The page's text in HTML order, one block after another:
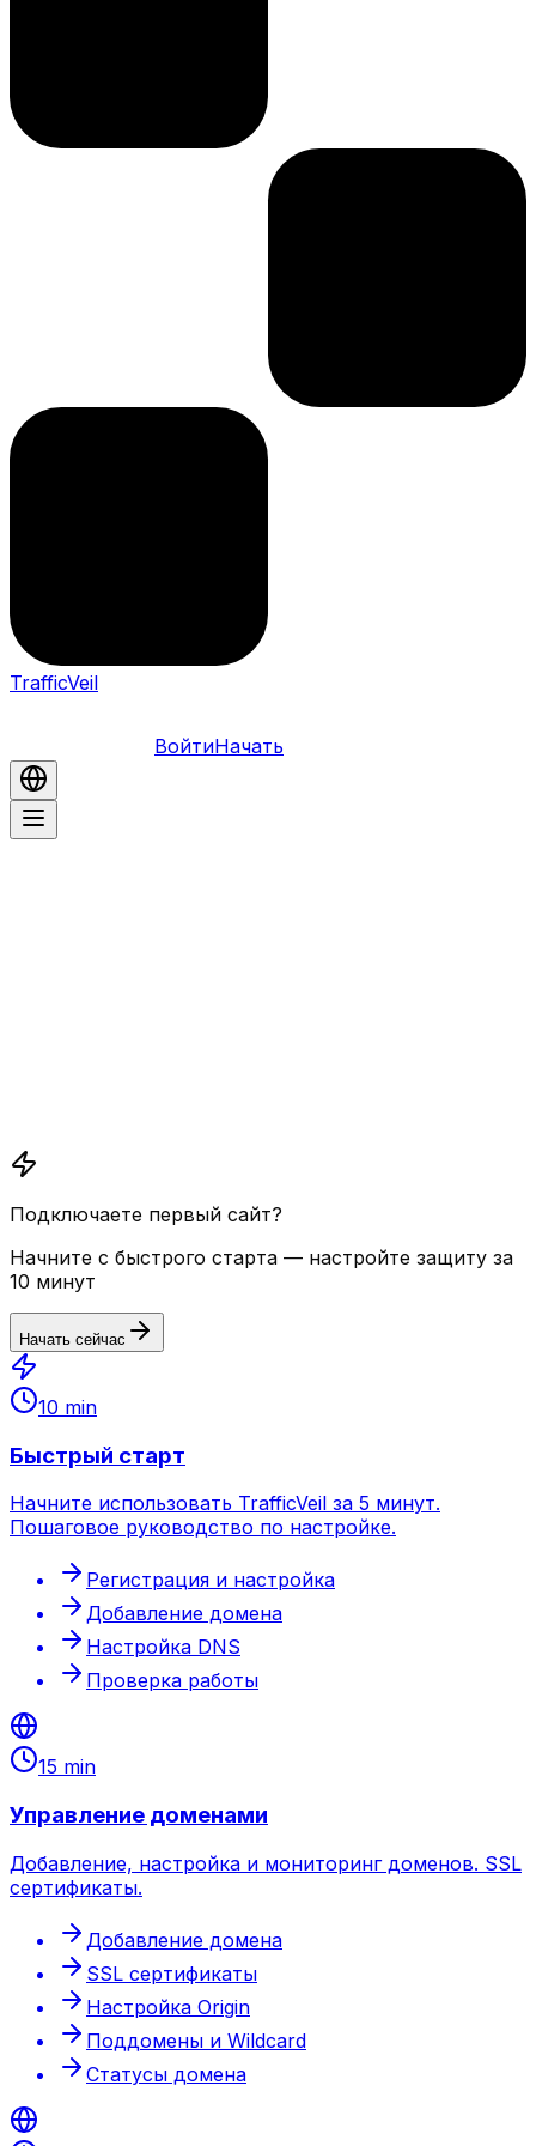
TrafficVeil
ВойтиНачать
Подключаете первый сайт?
Начните с быстрого старта — настройте защиту за
10 минут
Начать сейчас
10 min
Быстрый старт
Начните использовать TrafficVeil за 5 минут.
Пошаговое руководство по настройке.
Регистрация и настройка
Добавление домена
Настройка DNS
Проверка работы
15 min
Управление доменами
Добавление, настройка и мониторинг доменов. SSL
сертификаты.
Добавление домена
SSL сертификаты
Настройка Origin
Поддомены и Wildcard
Статусы домена